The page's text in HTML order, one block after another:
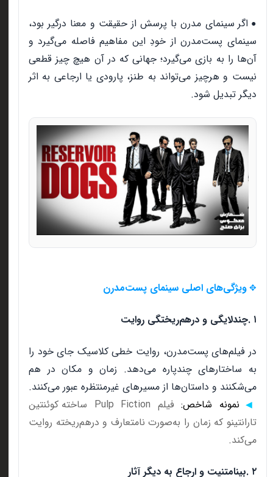
● اگر سینمای مدرن با پرسش از حقیقت و معنا درگیر بود،
سینمای پست‌مدرن از خودِ این مفاهیم فاصله می‌گیرد و
آن‌ها را به بازی می‌گیرد؛ جهانی که در آن هیچ چیز قطعی
نیست و هرچیز می‌تواند به طنز، پارودی یا ارجاعی به اثر
دیگر تبدیل شود.
✥ ویژگی‌های اصلی سینمای پست‌مدرن
۱ .چندلایگی و درهم‌ریختگی روایت
در فیلم‌های پست‌مدرن، روایت خطی کلاسیک جای خود را
به ساختارهای چندپاره می‌دهد. زمان و مکان در هم
می‌شکنند و داستان‌ها از مسیرهای غیرمنتظره عبور می‌کنند.
◀ نمونه شاخص: فیلم Pulp Fiction ساخته کوئنتین
تارانتینو که زمان را به‌صورت نامتعارف و درهم‌ریخته روایت
می‌کند.
۲ .بینامتنیت و ارجاع به دیگر آثار